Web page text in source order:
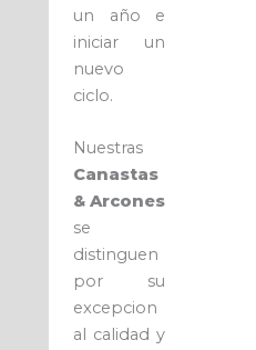
un año e
iniciar un
nuevo
ciclo.
Nuestras
Canastas
& Arcones
se
distinguen
por su
excepcion
al calidad y